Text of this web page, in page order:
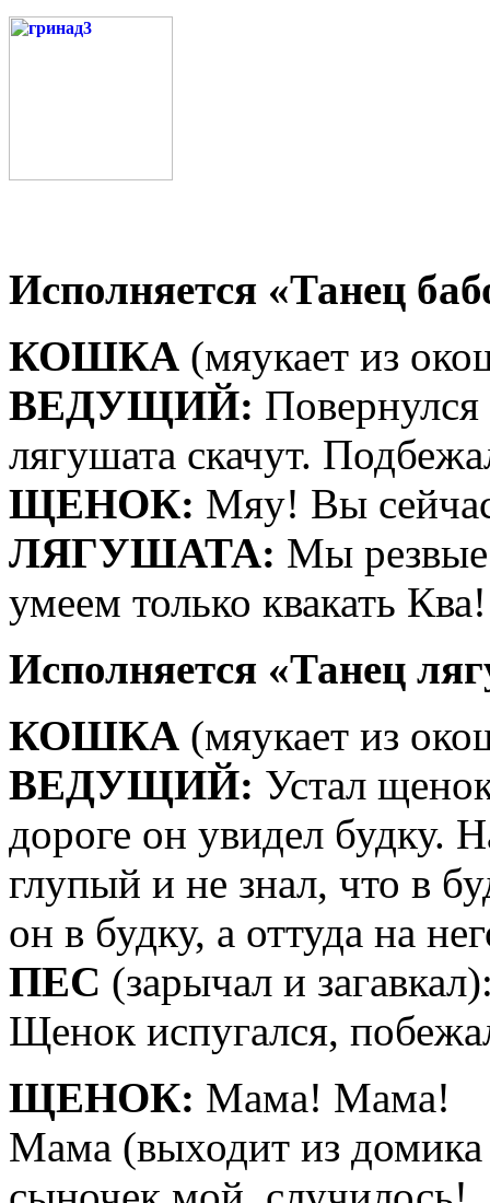
Исполняется «Танец
КОШКА (мяукает из
ВЕДУЩИЙ:
лягушата скачут.
ЩЕНОК: Мяу! Вы
ЛЯГУШАТА: Мы резвые
умеем только квакать
Исполняется «Танец
КОШКА (мяукает из
ВЕДУЩИЙ: Устал
дороге он увидел
глупый и не знал, что в
он в будку, а оттуда на
ПЕС (зарычал и
Щенок испугался,
ЩЕНОК: Мама! Мама!
Мама (выходит из